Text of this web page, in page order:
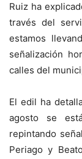
Ruiz ha
través del
estamos
señalización
calles del
El edil ha
agosto se
repintando
Periago y